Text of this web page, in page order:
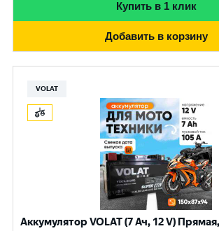
Купить в 1 клик
Добавить в корзину
VOLAT
Аккумулятор VOLAT (7 Ач, 12 V)